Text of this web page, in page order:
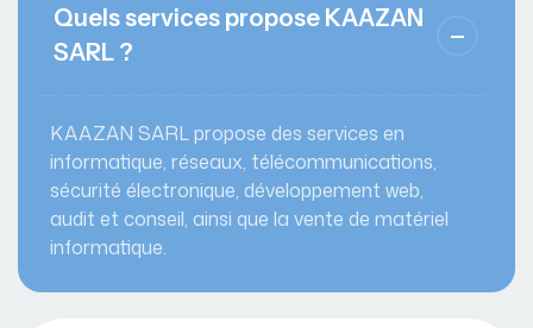
Quels services propose KAAZAN
SARL ?
KAAZAN SARL propose des services en
informatique, réseaux, télécommunications,
sécurité électronique, développement web,
audit et conseil, ainsi que la vente de matériel
informatique.